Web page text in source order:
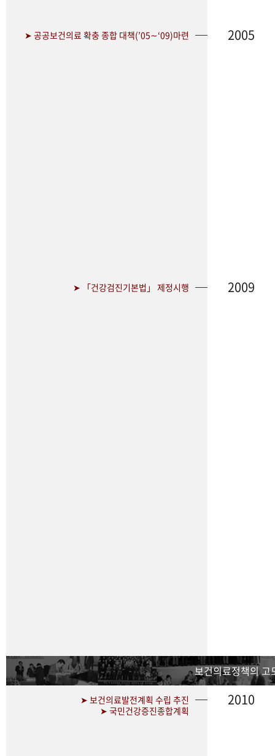
➤ 공공보건의료 확충 종합 대책(’05∼‘09)마련 2005
➤ 「건강검진기본법」 제정시행 2009
보건의료정책의 고
➤ 보건의료발전계획 수립 추진
➤ 국민건강증진종합계획
2010